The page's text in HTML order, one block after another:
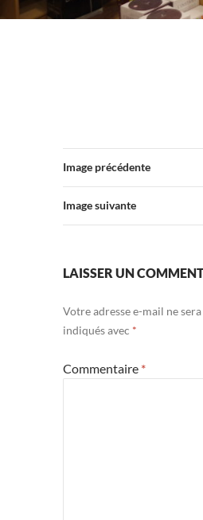
Image précédente
Image suivante
LAISSER UN
Votre adresse e-mail ne
indiqués avec *
Commentaire *